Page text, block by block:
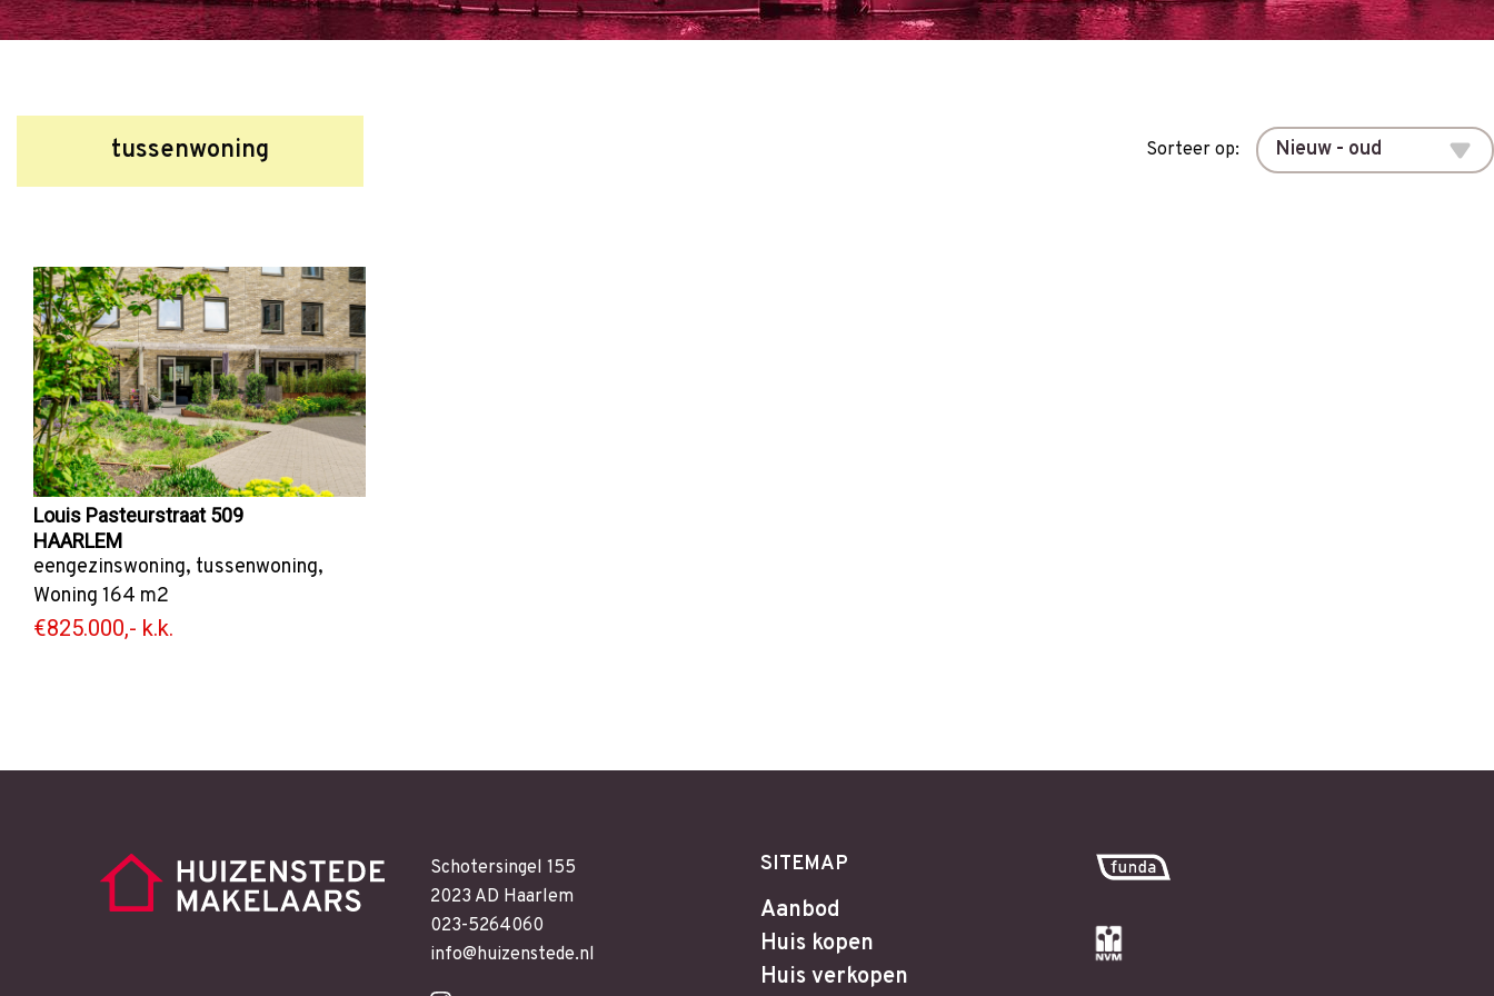
tussenwoning Sorteer op:
Louis Pasteurstraat 509
HAARLEM
eengezinswoning, tussenwoning,
Woning 164 m2
€825.000,- k.k.
Schotersingel 155
2023 AD Haarlem
023-5264060
info@huizenstede.nl
SITEMAP
Aanbod
Huis kopen
Huis verkopen